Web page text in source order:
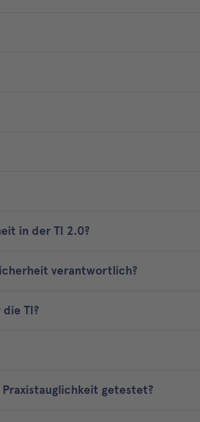
in der TI 2.0?
verantwortlich?
TI?
getestet?